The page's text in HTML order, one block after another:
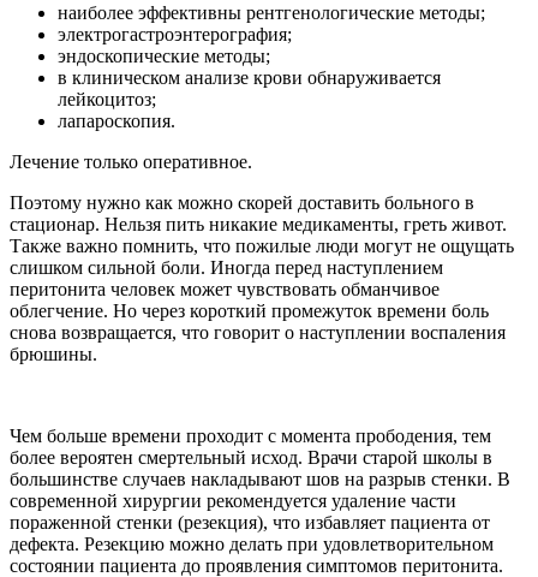
наиболее эффективны рентгенологические методы;
электрогастроэнтерография;
эндоскопические методы;
в клиническом анализе крови обнаруживается
лейкоцитоз;
лапароскопия.
Лечение только оперативное.
Поэтому нужно как можно скорей доставить больного в
стационар. Нельзя пить никакие медикаменты, греть живот.
Также важно помнить, что пожилые люди могут не ощущать
слишком сильной боли. Иногда перед наступлением
перитонита человек может чувствовать обманчивое
облегчение. Но через короткий промежуток времени боль
снова возвращается, что говорит о наступлении воспаления
брюшины.
Чем больше времени проходит с момента прободения, тем
более вероятен смертельный исход. Врачи старой школы в
большинстве случаев накладывают шов на разрыв стенки. В
современной хирургии рекомендуется удаление части
пораженной стенки (резекция), что избавляет пациента от
дефекта. Резекцию можно делать при удовлетворительном
состоянии пациента до проявления симптомов перитонита.